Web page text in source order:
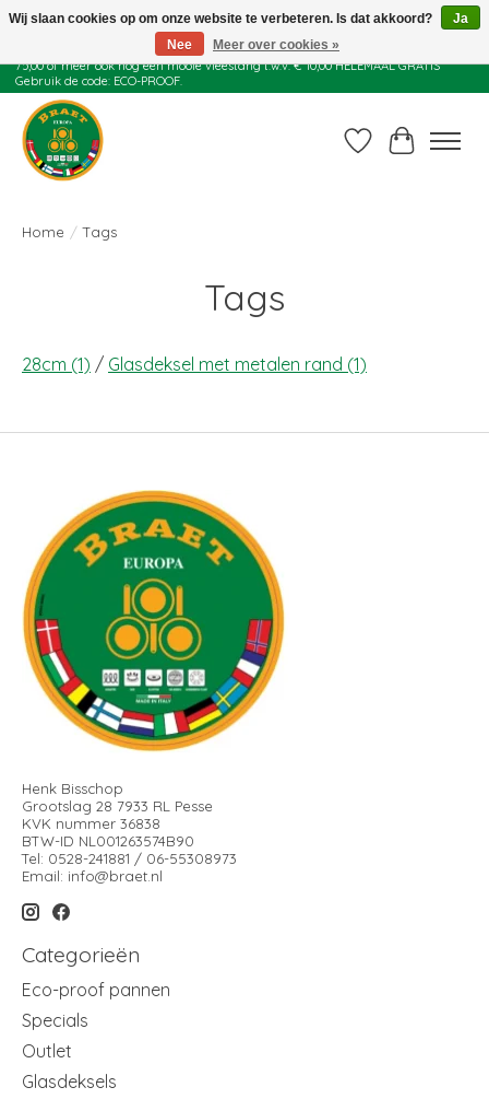
Juli actie: 10% korting op alle ECO-PROOF pannen en bij een bestelling van €
75,00 of meer ook nog een mooie vleestang t.w.v. € 10,00 HELEMAAL GRATIS
Gebruik de code: ECO-PROOF.
Verlanglijst
Home / Tags
Tags
28cm (1) / Glasdeksel met metalen rand (1)
Henk Bisschop
Grootslag 28 7933 RL Pesse
KVK nummer 36838
BTW-ID NL001263574B90
Tel: 0528-241881 / 06-55308973
Email: info@braet.nl
Categorieën
Eco-proof pannen
Specials
Outlet
Glasdeksels
Wij slaan cookies op om onze website te verbeteren. Is dat akkoord?
Ja
Nee
Meer over cookies »